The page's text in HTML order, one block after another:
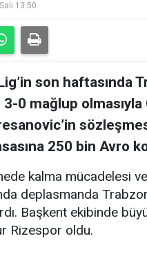
13:50
son haftasında
0 mağlup
250 bin Avro
kalma mücadelesi
deplasmanda
Başkent ekibinde
Rizespor oldu.